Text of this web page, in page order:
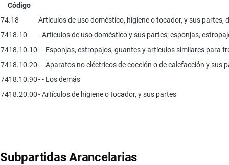
Código
74.18
Artículos de uso doméstico, higiene o tocador, y sus
7418.10
- Artículos de uso doméstico y sus partes; esponjas,
7418.10.10- - Esponjas, estropajos, guantes y artículos similares para
7418.10.20- - Aparatos no eléctricos de cocción o de calefacción y sus
7418.10.90- - Los demás
7418.20.00- Artículos de higiene o tocador, y sus partes
Subpartidas Arancelarias